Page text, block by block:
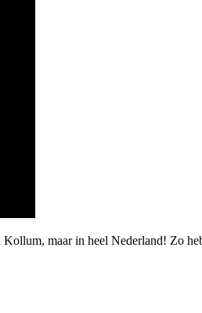
maar in heel Nederland! Zo